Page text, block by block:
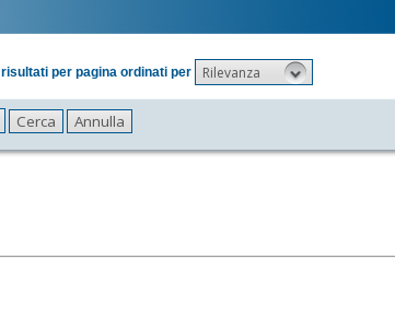
risultati per pagina ordinati per Rilevanza